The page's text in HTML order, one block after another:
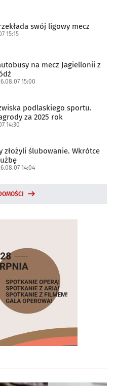
swój ligowy mecz
15:15
na mecz Jagiellonii z
15:00
podlaskiego sportu.
za 2025 rok
14:30
złożyli ślubowanie. Wkrótce
14:04